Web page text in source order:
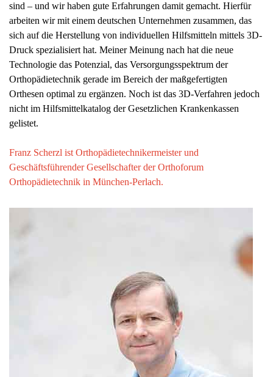
sind – und wir haben gute Erfahrungen damit gemacht. Hierfür
arbeiten wir mit einem deutschen Unternehmen zusammen, das
sich auf die Herstellung von individuellen Hilfsmitteln mittels 3D-
Druck spezialisiert hat. Meiner Meinung nach hat die neue
Technologie das Potenzial, das Versorgungsspektrum der
Orthopädietechnik gerade im Bereich der maßgefertigten
Orthesen optimal zu ergänzen. Noch ist das 3D-Verfahren jedoch
nicht im Hilfsmittelkatalog der Gesetzlichen Krankenkassen
gelistet.
Franz Scherzl ist Orthopädietechnikermeister und
Geschäftsführender Gesellschafter der Orthoforum
Orthopädietechnik in München-Perlach.